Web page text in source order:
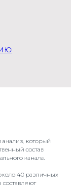
который
состав
канала.
40 различных